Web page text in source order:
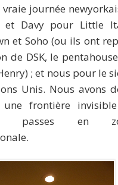
journée
et Davy pour Little
et Soho (ou ils ont
de DSK, le
; et nous pour le
Unis. Nous avons
une frontière
passes en